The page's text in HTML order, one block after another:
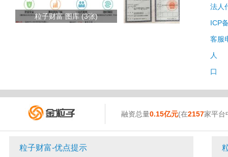
粒子财富 图库 (3张)
法人
ICP
客服
人
口
融资总量0.15亿元(在2157家平台
粒子财富-优点提示